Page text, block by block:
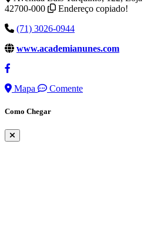
42700-000
Endereço copiado!
(71) 3026-0944
www.academianunes.com
Mapa Comente
Como Chegar